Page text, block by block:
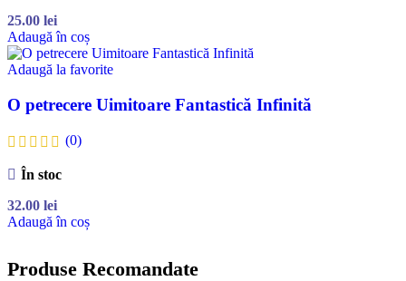
25.00 lei
Adaugă în coș
Adaugă la favorite
O petrecere Uimitoare Fantastică Infinită
(0)
În stoc
32.00 lei
Adaugă în coș
Produse Recomandate